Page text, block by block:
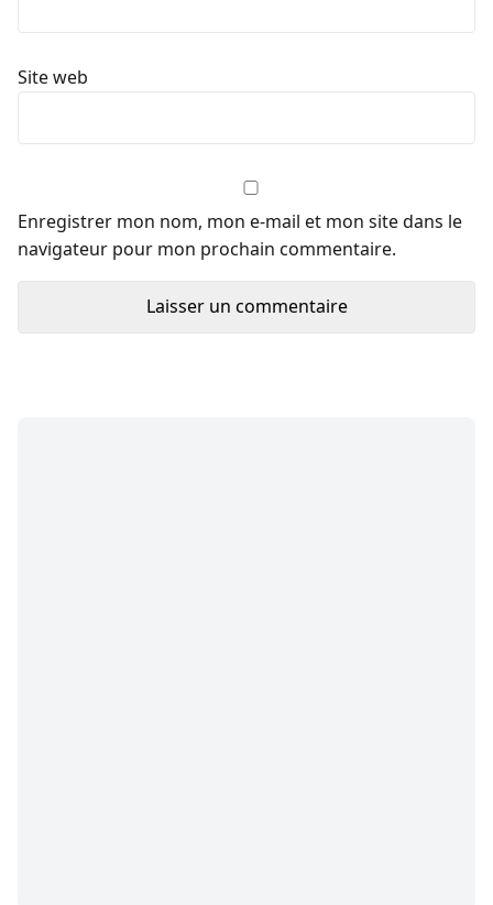
Site web
Enregistrer mon nom, mon e-mail et mon site dans le
navigateur pour mon prochain commentaire.